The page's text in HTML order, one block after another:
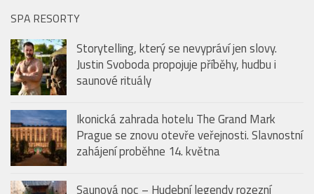
saunové rituály
Ikonická zahrada hotelu The Grand Mark
Prague se znovu otevře veřejnosti. Slavnostní
zahájení proběhne 14. května
Saunová noc – Hudební legendy rozezní
pražské Sauny Vltava už tento pátek